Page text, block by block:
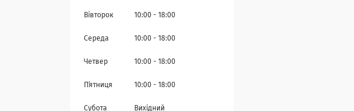
Вівторок 10:00 18:00
Середа 10:00 18:00
Четвер 10:00 18:00
Пʼятниця 10:00 18:00
Субота Вихідний